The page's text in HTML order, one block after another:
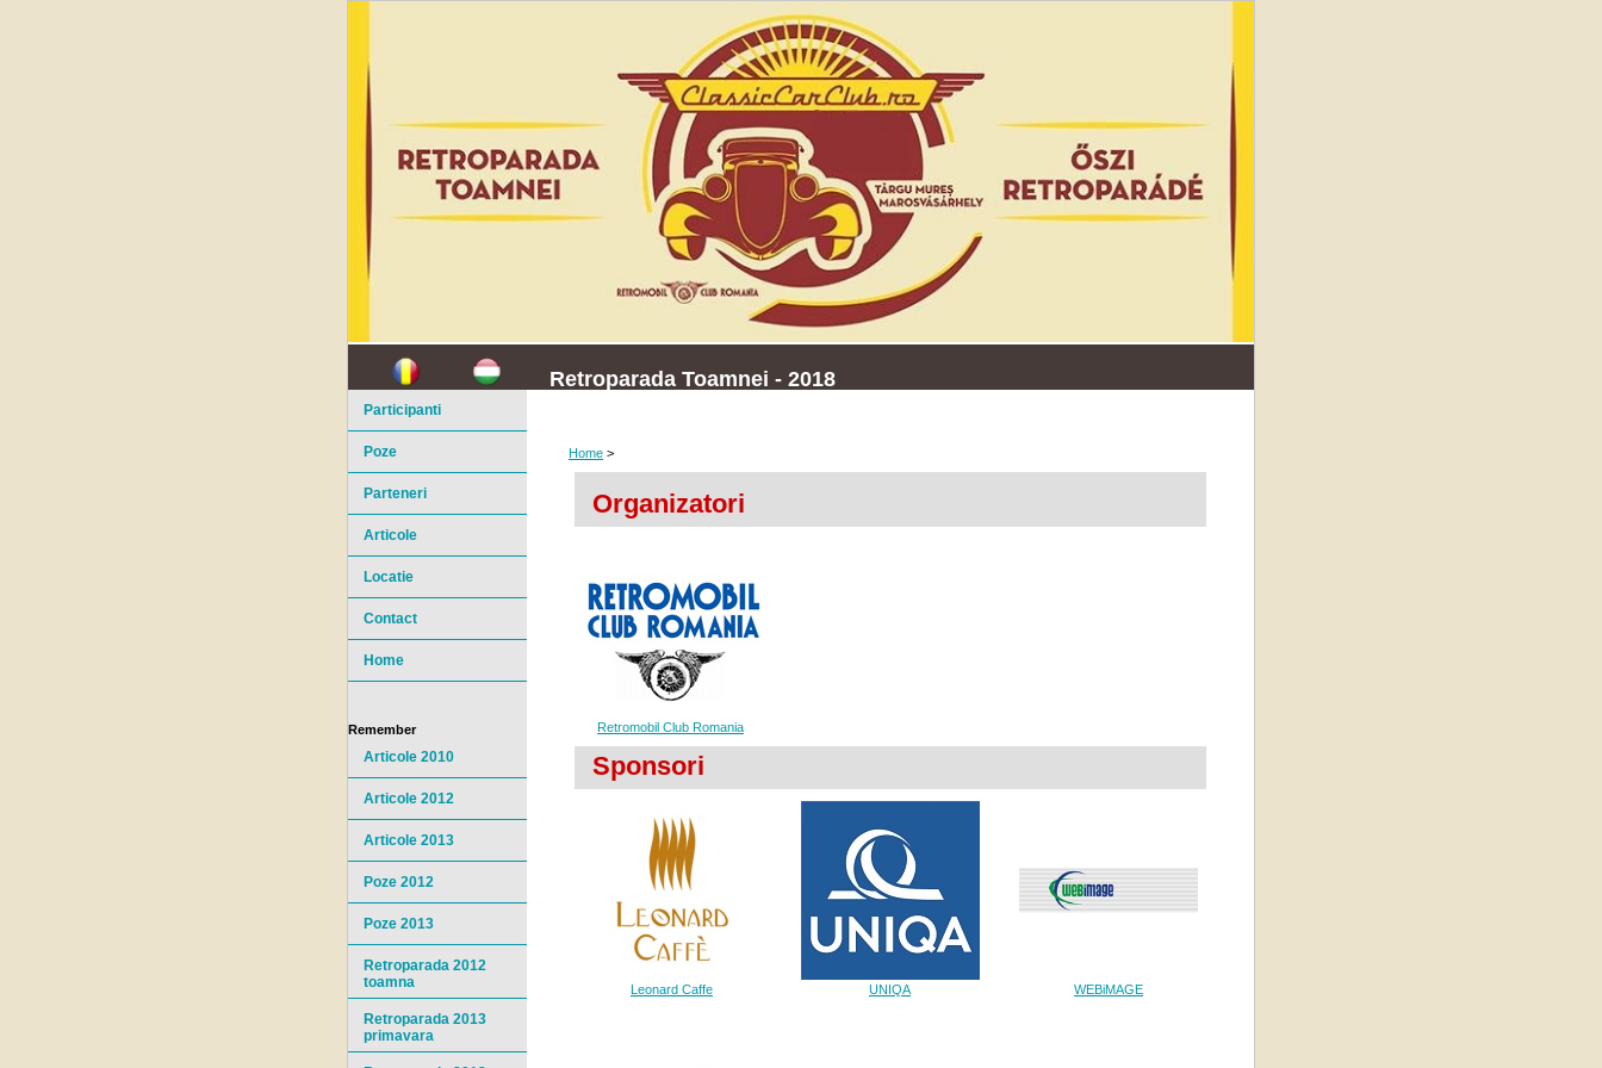
Retroparada Toamnei - 2018
Home >
Organizatori
Retromobil Club Romania
Sponsori
Leonard Caffe UNIQA WEBiMAGE
Participanti
Poze
Parteneri
Articole
Locatie
Contact
Home
Remember
Articole 2010
Articole 2012
Articole 2013
Poze 2012
Poze 2013
Retroparada 2012
toamna
Retroparada 2013
primavara